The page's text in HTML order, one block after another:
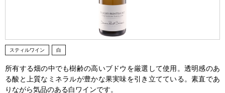
スティルワイン 白
所有する畑の中でも樹齢の高いブドウを厳選して使用。透明感のあ
る酸と上質なミネラルが豊かな果実味を引き立てている。素直であ
りながら気品のある白ワインです。